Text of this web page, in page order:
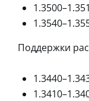
Поддержки